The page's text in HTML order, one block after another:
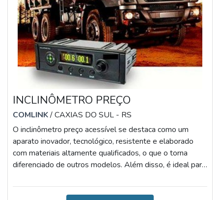
INCLINÔMETRO PREÇO
COMLINK/ CAXIAS DO SUL - RS
O inclinômetro preço acessível se destaca como um
aparato inovador, tecnológico, resistente e elaborado
com materiais altamente qualificados, o que o torna
diferenciado de outros modelos. Além disso, é ideal para
que proporciona maior segurança e versatilidade aos